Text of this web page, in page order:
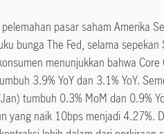
pasar saham Amerika
bunga The Fed, selama sepekan
menunjukkan bahwa Core
3.9% YoY dan 3.1% YoY.
tumbuh 0.3% MoM dan 0.9%
yang naik 10bps menjadi 4.27%.